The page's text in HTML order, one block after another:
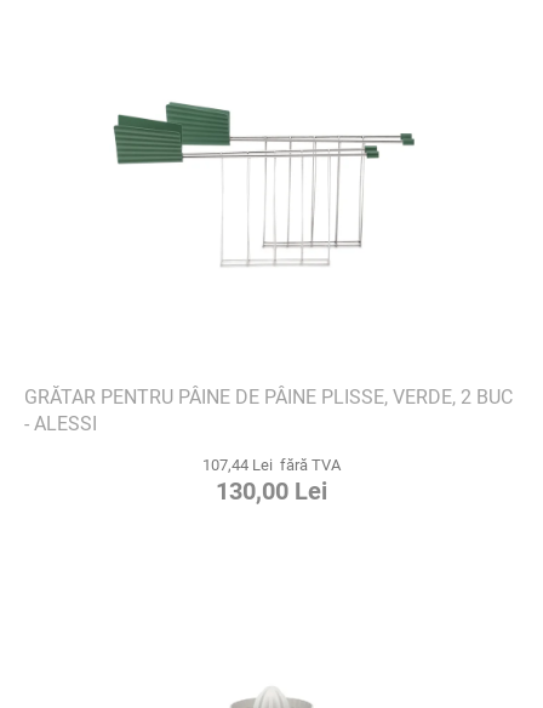
GRĂTAR PENTRU PÂINE DE PÂINE PLISSE, VERDE, 2 BUC
- ALESSI
107,44 Lei fără TVA
130,00 Lei